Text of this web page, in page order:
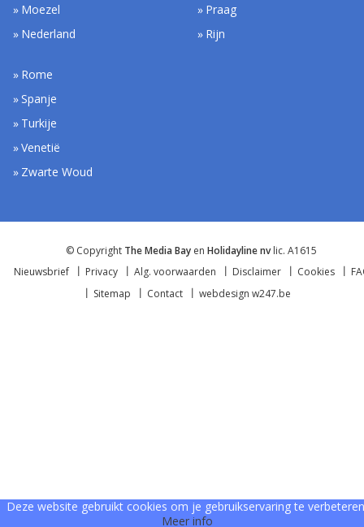
Moezel
Nederland
Praag
Rijn
Rome
Spanje
Turkije
Venetië
Zwarte Woud
© Copyright The Media Bay en Holidayline nvlic. A1615
Nieuwsbrief
Privacy Alg. voorwaarden Disclaimer Cookies
Sitemap
Contact webdesign w247.be
Deze website gebruikt cookies om je gebruikservaring te
Meer info